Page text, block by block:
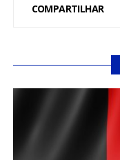
COMPARTILHAR